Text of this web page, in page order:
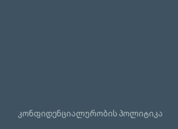
კონფიდენციალურობის პოლიტიკა